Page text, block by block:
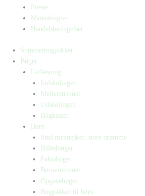
Presse
Manuskripter
Handelsbetingelser
Sommerbogpakker
Bøger
Letlæsning
Indskolingen
Mellemtrinnet
Udskolingen
Bogkasser
Børn
Små mennesker, store drømme
Billedbøger
Faktabøger
Børneromaner
Opgavebøger
Bogpakker til børn